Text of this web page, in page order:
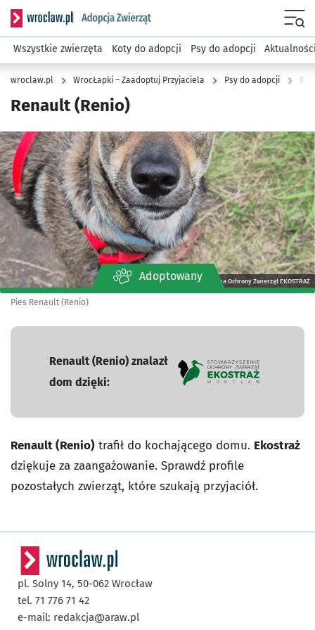
Serwis informacyjny wroclaw.pl podserwis: WrocŁapki –
Wszystkie zwierzęta Koty do adopcji Psy do adopcji
wroclaw.pl WrocŁapki – Zaadoptuj Przyjaciela Psy do adopcji
Renault (Renio)
Kliknij, aby powiększyć
Stowarzyszenia Ochrony Zwierząt EKOSTRAŻ
Adoptowany
Pies Renault (Renio)
Renault (Renio) znalazł
dom dzięki:
Renault (Renio) trafił do kochającego domu. Ekostraż
dziękuje za zaangażowanie. Sprawdź profile
pozostałych zwierząt, które szukają przyjaciół.
pl. Solny 14, 50-062 Wrocław
tel. 71 776 71 42
e-mail: redakcja@araw.pl